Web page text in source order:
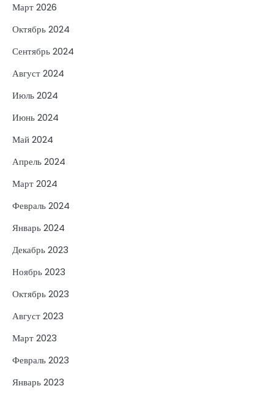
Март 2026
Октябрь 2024
Сентябрь 2024
Август 2024
Июль 2024
Июнь 2024
Май 2024
Апрель 2024
Март 2024
Февраль 2024
Январь 2024
Декабрь 2023
Ноябрь 2023
Октябрь 2023
Август 2023
Март 2023
Февраль 2023
Январь 2023